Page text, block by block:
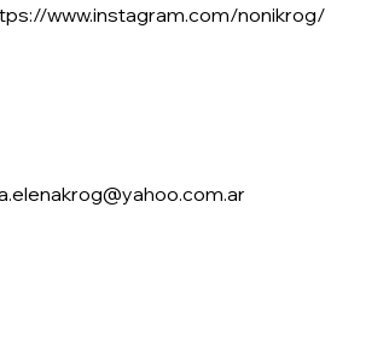
www.instagram.com/nonikrog/